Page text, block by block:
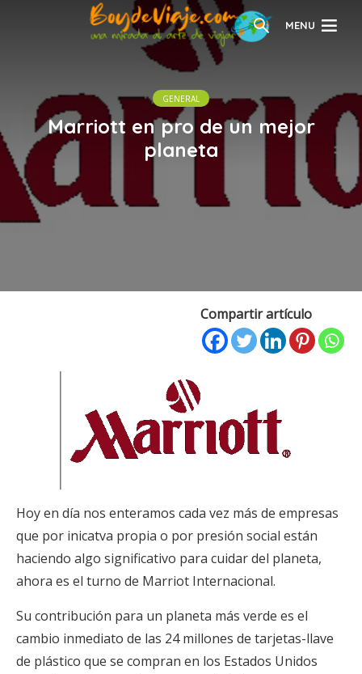
MENU
GENERAL
Marriott en pro de un mejor
planeta
Compartir artículo
Hoy en día nos enteramos cada vez más de empresas
que por inicatva propia o por presión social están
haciendo algo significativo para cuidar del planeta,
ahora es el turno de Marriot Internacional.
Su contribución para un planeta más verde es el
cambio inmediato de las 24 millones de tarjetas-llave
de plástico que se compran en los Estados Unidos